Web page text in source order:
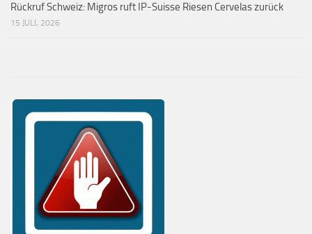
Rückruf Schweiz: Migros ruft IP-Suisse Riesen Cervelas zurück
15 JULI, 2026